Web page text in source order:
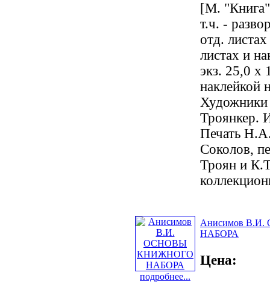
[М.
т.ч. -
отд.
листах и
экз. 25,0 х
наклейкой
Троянкер.
Печать
Соколов,
Троян и
подробнее...
Анисимов
НАБОРА
Цена: